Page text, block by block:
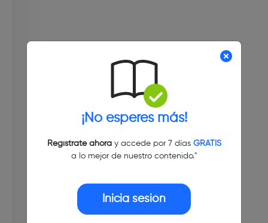
¡No esperes más!
Regístrate ahoray accede por 7 días GRATIS
a lo mejor de nuestro contenido."
Inicia sesión